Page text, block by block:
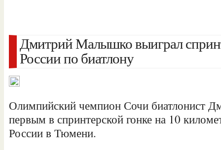
Дмитрий Малышко выиграл
России по биатлону
Олимпийский чемпион Сочи биатлонист
первым в спринтерской гонке на 10
России в Тюмени.